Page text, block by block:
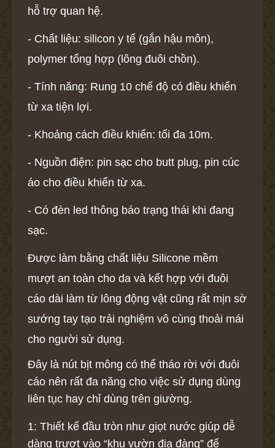
hỗ trợ quan hệ.
- Chất liệu: silicon y tế (gắn hậu môn),
polymer tổng hợp (lông đuôi chồn).
- Tính năng: Rung 10 chế độ có điều khiển
từ xa tiện lợi.
- Khoảng cách điều khiển: tối đa 10m.
- Nguồn điện: pin sạc cho butt plug, pin cúc
áo cho điều khiển từ xa.
- Có đèn led thông báo trạng thái khi đang
sạc.
Được làm bằng chất liệu Silicone mềm
mượt an toàn cho da và kết hợp với đuôi
cáo dài làm từ lông động vật cũng rất mịn sờ
sướng tay tạo trải nghiệm vô cùng thoải mái
cho người sử dụng.
Đây là nút bịt mông có thể tháo rời với đuôi
cáo nên rất đa năng cho việc sử dụng dùng
liên tục hay chỉ dùng trên giường.
1: Thiết kế đầu tròn như giọt nước giúp dễ
dàng trượt vào “khu vườn địa đàng” để